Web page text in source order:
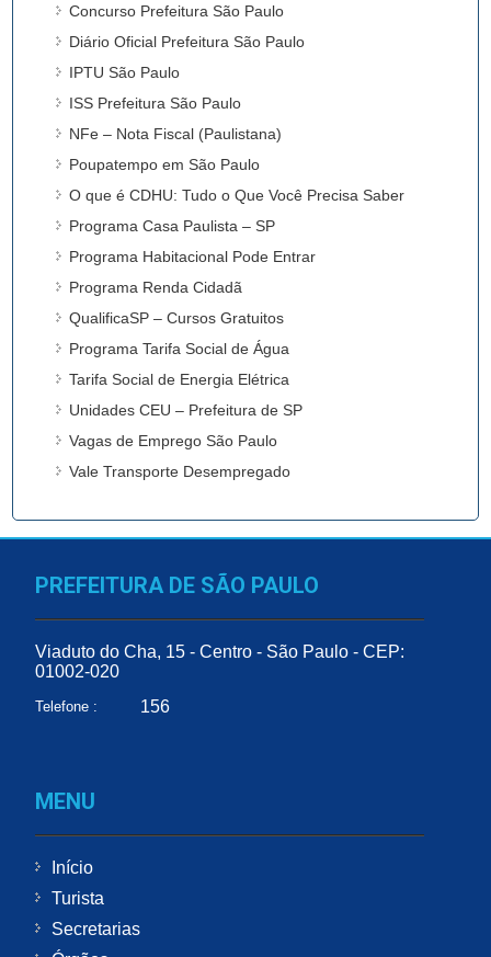
Concurso Prefeitura São Paulo
Diário Oficial Prefeitura São Paulo
IPTU São Paulo
ISS Prefeitura São Paulo
NFe – Nota Fiscal (Paulistana)
Poupatempo em São Paulo
O que é CDHU: Tudo o Que Você Precisa Saber
Programa Casa Paulista – SP
Programa Habitacional Pode Entrar
Programa Renda Cidadã
QualificaSP – Cursos Gratuitos
Programa Tarifa Social de Água
Tarifa Social de Energia Elétrica
Unidades CEU – Prefeitura de SP
Vagas de Emprego São Paulo
Vale Transporte Desempregado
PREFEITURA DE SÃO PAULO
Viaduto do Cha, 15 - Centro - São Paulo - CEP:
01002-020
Telefone : 156
MENU
Início
Turista
Secretarias